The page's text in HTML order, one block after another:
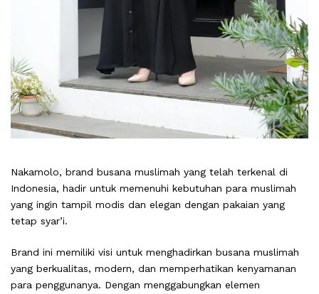
Nakamolo, brand busana muslimah yang telah terkenal di
Indonesia, hadir untuk memenuhi kebutuhan para muslimah
yang ingin tampil modis dan elegan dengan pakaian yang
tetap syar’i.
Brand ini memiliki visi untuk menghadirkan busana muslimah
yang berkualitas, modern, dan memperhatikan kenyamanan
para penggunanya. Dengan menggabungkan elemen